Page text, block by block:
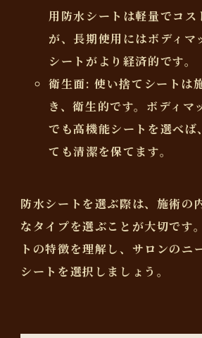
用防水シートは軽量でコス
が、長期使用にはボディマ
シートがより経済的です。
衛生面: 使い捨てシートは
き、衛生的です。ボディマ
でも高機能シートを選べば
ても清潔を保てます。
防水シートを選ぶ際は、施術の
なタイプを選ぶことが大切です
トの特徴を理解し、サロンのニ
シートを選択しましょう。